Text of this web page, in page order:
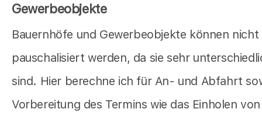
Gewerbeobjekte
Bauernhöfe und Gewerbeobjekte können nicht
pauschalisiert werden, da sie sehr
sind. Hier berechne ich für An- und Abfahrt
Vorbereitung des Termins wie das Einholen von